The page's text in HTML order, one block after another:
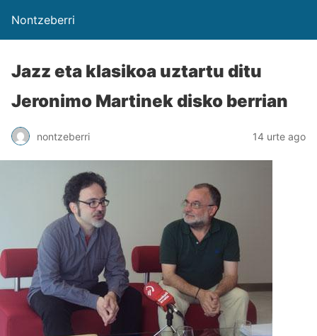
Nontzeberri
Jazz eta klasikoa uztartu ditu
Jeronimo Martinek disko berrian
nontzeberri 14 urte ago